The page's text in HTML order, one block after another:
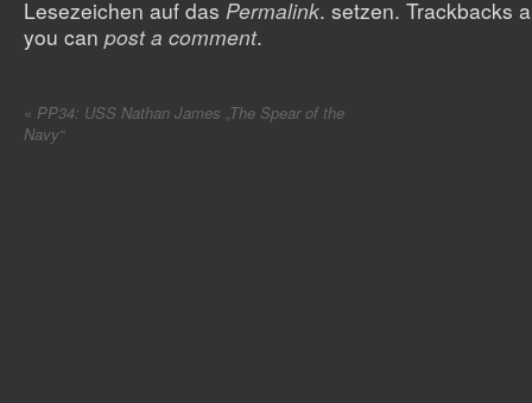
Lesezeichen auf das Permalink. setzen. Trackbacks
you can post a comment.
« PP34: USS Nathan James „The Spear of the
Navy“